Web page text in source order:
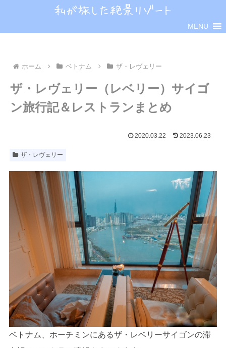
MENU
ホーム ベトナム ザ・レヴェリー
ザ・レヴェリー（レベリー）サイゴ
ン旅行記＆レストランまとめ
2020.03.22 2023.06.23
ザ・レヴェリー
ベトナム、ホーチミンにあるザ・レベリーサイゴンの滞